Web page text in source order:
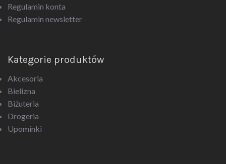
Regulamin konta
Regulamin newsletter
Kategorie produktów
Akcesoria
Bielizna
Biżuteria
Drogeria
Upominki